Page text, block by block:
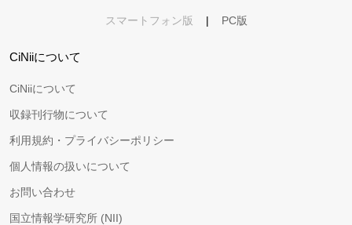
スマートフォン版 | PC版
CiNiiについて
CiNiiについて
収録刊行物について
利用規約・プライバシーポリシー
個人情報の扱いについて
お問い合わせ
国立情報学研究所 (NII)